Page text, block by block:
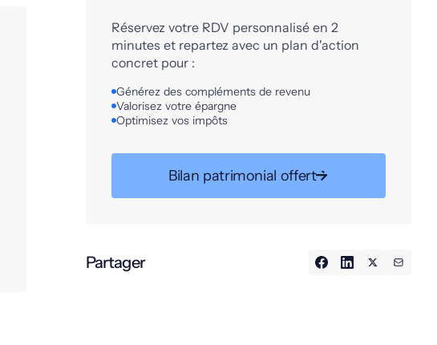
Réservez votre RDV personnalisé en 2
minutes et repartez avec un plan d'action
concret pour :
Générez des compléments de revenu
Valorisez votre épargne
Optimisez vos impôts
Bilan patrimonial offert
Partager